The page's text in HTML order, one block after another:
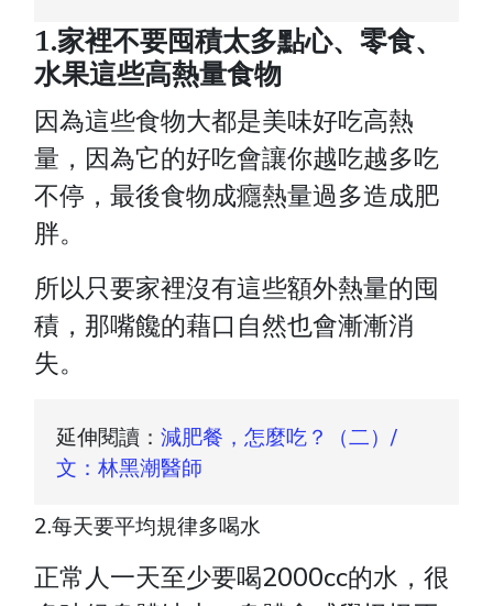
1.家裡不要囤積太多點心、零食、
水果這些高熱量食物
因為這些食物大都是美味好吃高熱
量，因為它的好吃會讓你越吃越多吃
不停，最後食物成癮熱量過多造成肥
胖。
所以只要家裡沒有這些額外熱量的囤
積，那嘴饞的藉口自然也會漸漸消
失。
延伸閱讀：減肥餐，怎麼吃？（二）/
文：林黑潮醫師
2.每天要平均規律多喝水
正常人一天至少要喝2000cc的水，很